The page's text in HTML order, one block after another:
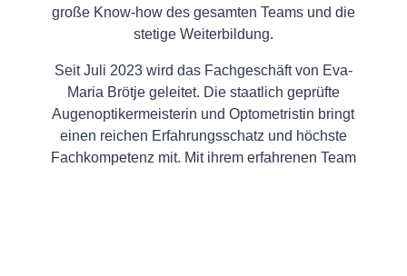
große Know-how des gesamten Teams und die
stetige Weiterbildung.
Seit Juli 2023 wird das Fachgeschäft von Eva-
Maria Brötje geleitet. Die staatlich geprüfte
Augenoptikermeisterin und Optometristin bringt
einen reichen Erfahrungsschatz und höchste
Fachkompetenz mit. Mit ihrem erfahrenen Team